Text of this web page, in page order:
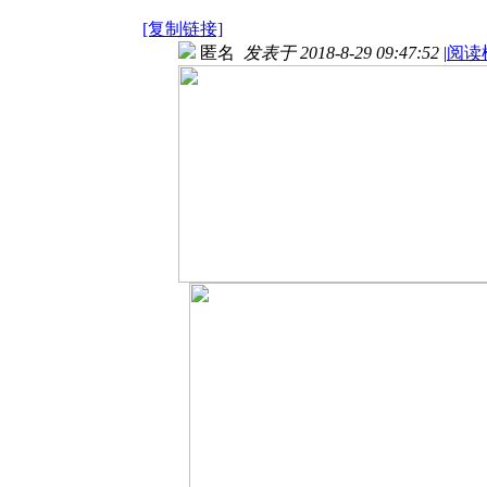
[复制链接]
匿名 发表于 2018-8-29 09:47:52 |阅读